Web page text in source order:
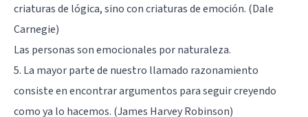
criaturas de lógica, sino con criaturas de emoción. (Dale
Carnegie)
Las personas son emocionales por naturaleza.
5. La mayor parte de nuestro llamado razonamiento
consiste en encontrar argumentos para seguir creyendo
como ya lo hacemos. (James Harvey Robinson)